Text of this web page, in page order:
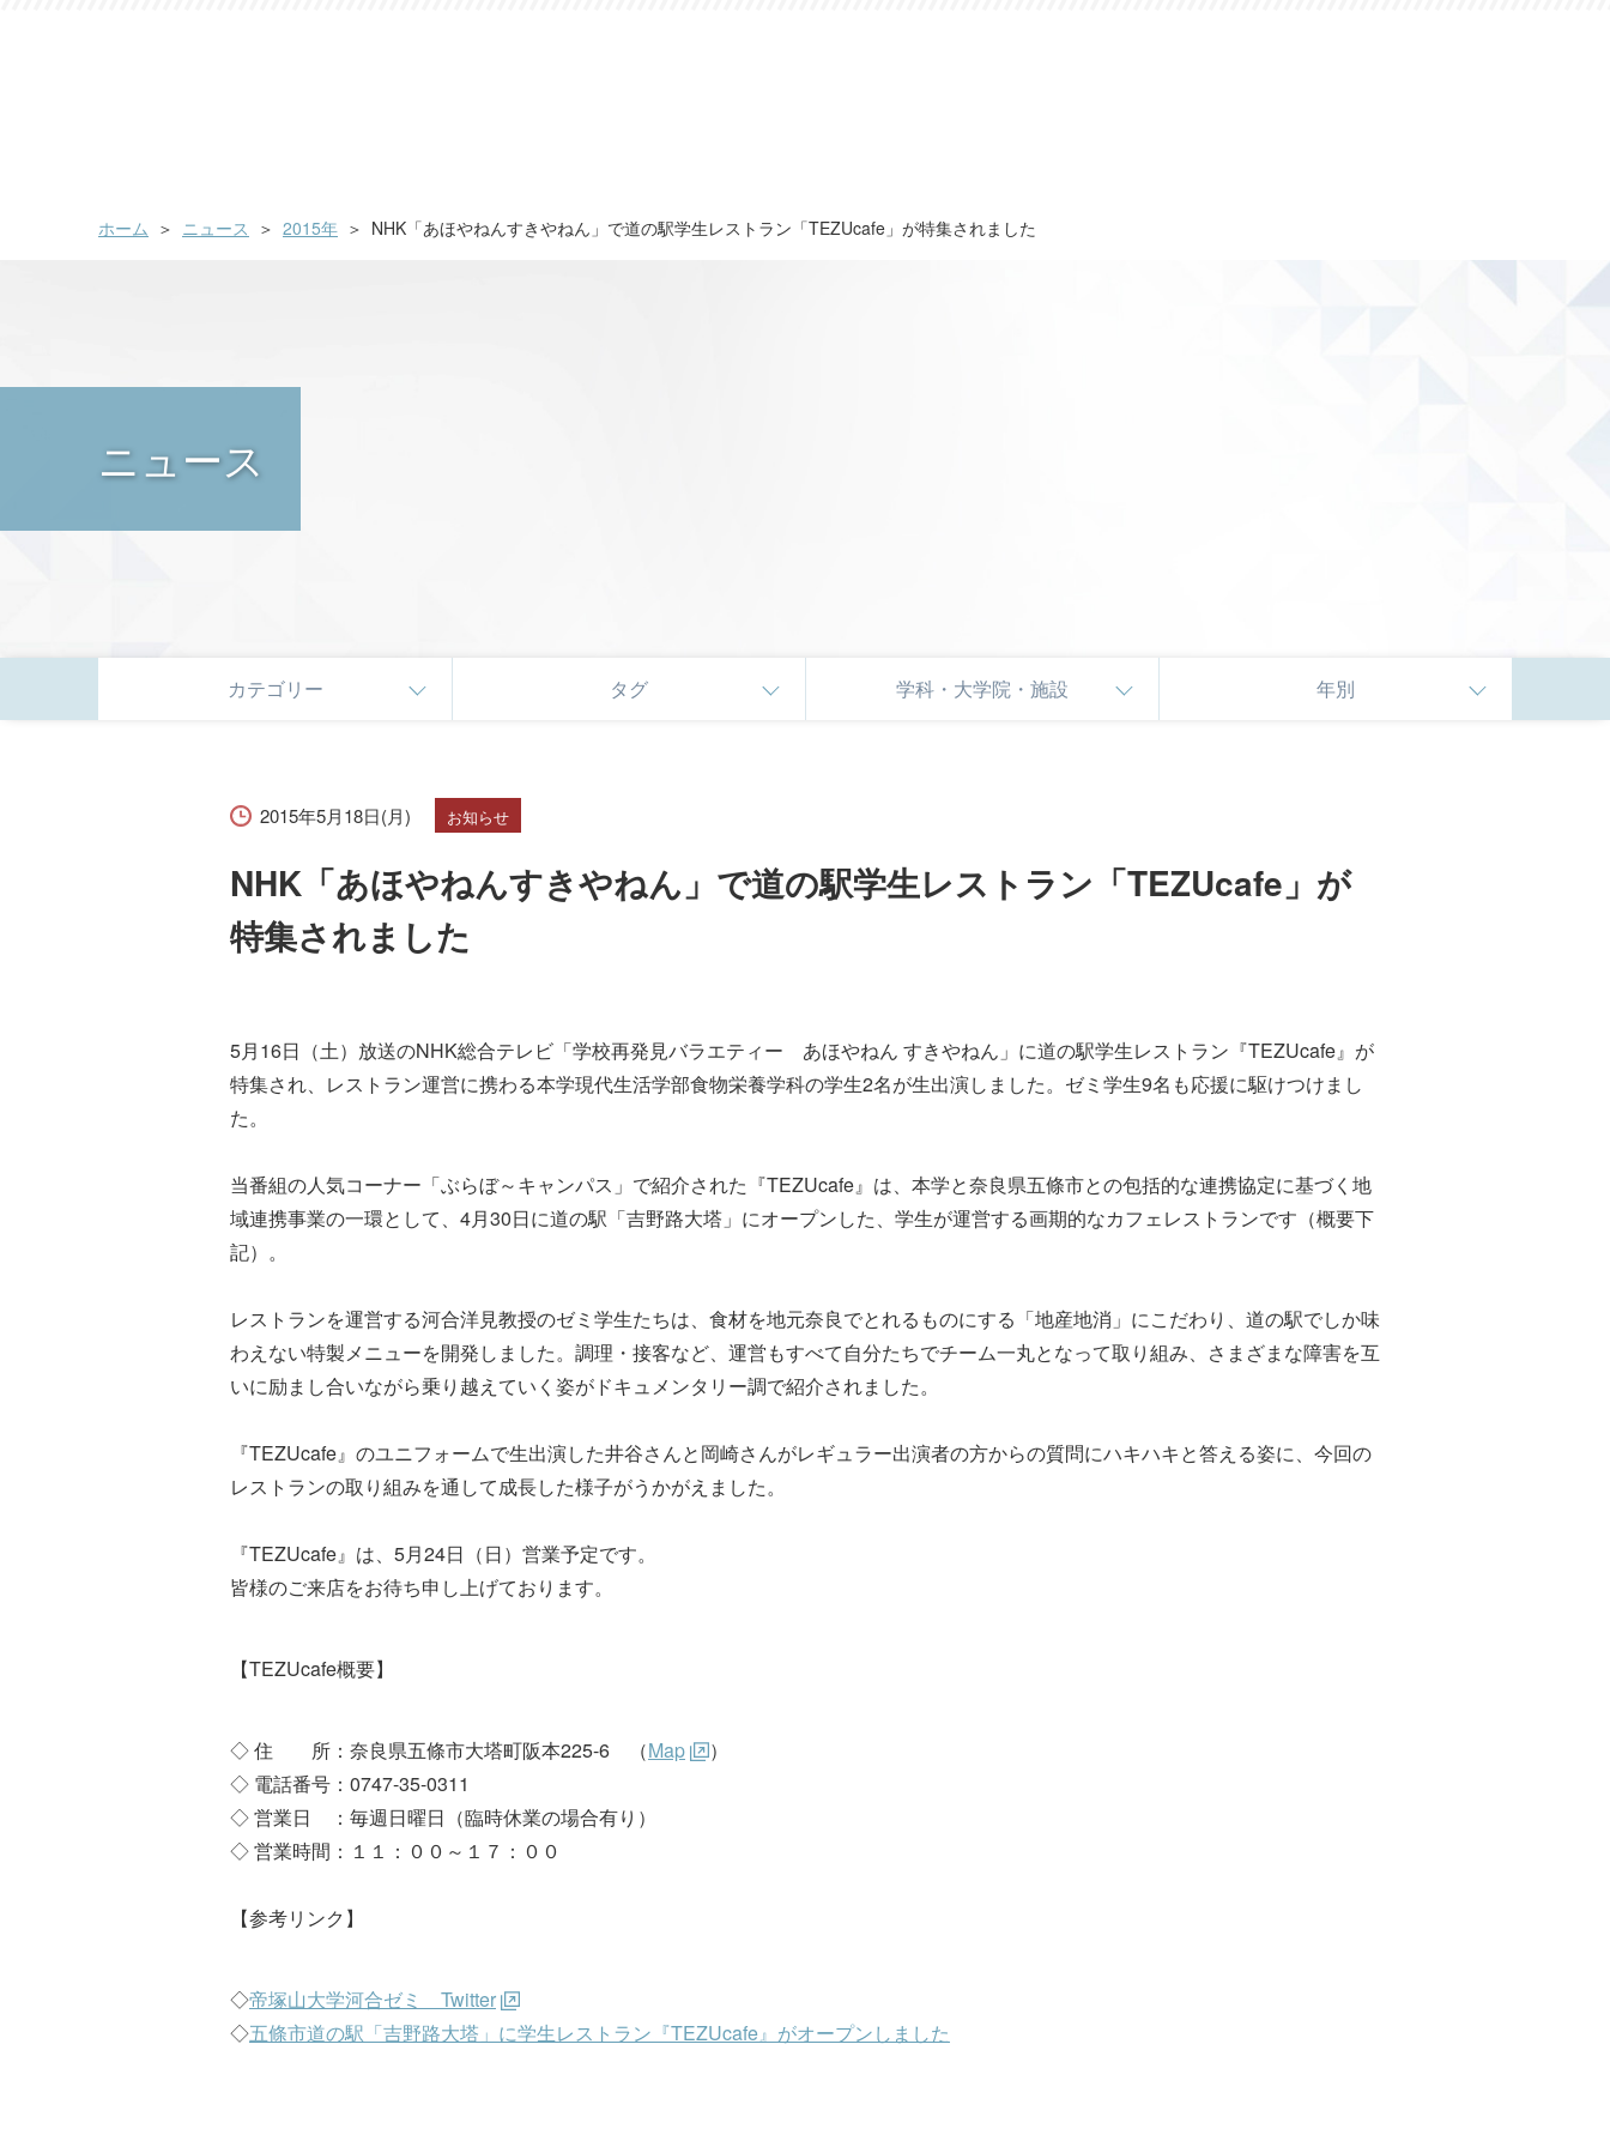
ホーム ニュース 2015年 NHK「あほやねんすきやねん」で道の駅学生レストラン「TEZUcafe」が特集されました
ニュース
カテゴリー タグ 学科・大学院・施設 年別
2015年5月18日(月) お知らせ
NHK「あほやねんすきやねん」で道の駅学生レストラン「TEZUcafe」が
特集されました
5月16日（土）放送のNHK総合テレビ「学校再発見バラエティー あほやねん すきやねん」に道の駅学生レストラン『TEZUcafe』が
特集され、レストラン運営に携わる本学現代生活学部食物栄養学科の学生2名が生出演しました。ゼミ学生9名も応援に駆けつけまし
た。
当番組の人気コーナー「ぶらぼ～キャンパス」で紹介された『TEZUcafe』は、本学と奈良県五條市との包括的な連携協定に基づく地
域連携事業の一環として、4月30日に道の駅「吉野路大塔」にオープンした、学生が運営する画期的なカフェレストランです（概要下
記）。
レストランを運営する河合洋見教授のゼミ学生たちは、食材を地元奈良でとれるものにする「地産地消」にこだわり、道の駅でしか味
わえない特製メニューを開発しました。調理・接客など、運営もすべて自分たちでチーム一丸となって取り組み、さまざまな障害を互
いに励まし合いながら乗り越えていく姿がドキュメンタリー調で紹介されました。
『TEZUcafe』のユニフォームで生出演した井谷さんと岡崎さんがレギュラー出演者の方からの質問にハキハキと答える姿に、今回の
レストランの取り組みを通して成長した様子がうかがえました。
『TEZUcafe』は、5月24日（日）営業予定です。
皆様のご来店をお待ち申し上げております。
【TEZUcafe概要】
◇ 住 所：奈良県五條市大塔町阪本225-6 （Map
）
◇ 電話番号：0747-35-0311
◇ 営業日 ：毎週日曜日（臨時休業の場合有り）
◇ 営業時間：１１：００～１７：００
【参考リンク】
◇帝塚山大学河合ゼミ Twitter
◇五條市道の駅「吉野路大塔」に学生レストラン『TEZUcafe』がオープンしました